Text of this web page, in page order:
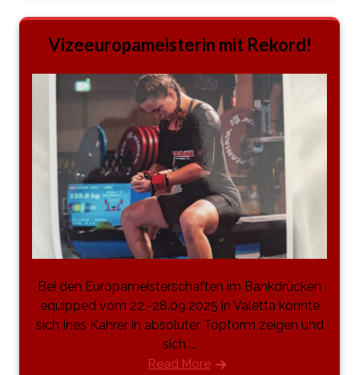
Vizeeuropameisterin mit Rekord!
Bei den Europameisterschaften im Bankdrücken
equipped vom 22.-28.09.2025 in Valetta konnte
sich Ines Kahrer in absoluter Topform zeigen und
sich ...
Read More